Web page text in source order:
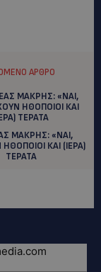
ΆΡΘΡΟ
ΜΑΚΡΗΣ: «ΝΑΙ,
ΚΑΙ (ΙΕΡΑ)
ΤΕΡΑΤΑ